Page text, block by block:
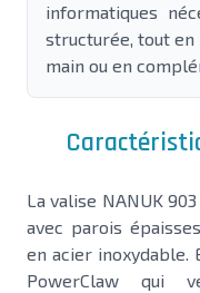
informatiques
structurée, tout
main ou en
La valise NANUK
avec parois
en acier inoxydable.
PowerClaw qui